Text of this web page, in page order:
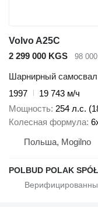
Volvo A25C
2 299 000 KGS
98
Шарнирный самосвал
1997
19 743 м/ч
Мощность 254 л.с.
Колесная формула
Польша, Mogilno